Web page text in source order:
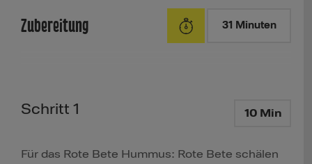
Zubereitung 31 Minuten
Schritt 1 10 Min
Für das Rote Bete Hummus: Rote Bete schälen